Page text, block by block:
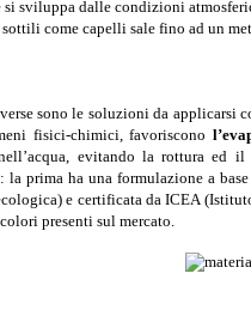
si sviluppa dalle condizioni
come capelli sale fino ad un
sono le soluzioni da applicarsi
fisici-chimici, favoriscono
evitando la rottura ed il
prima ha una formulazione a
e certificata da ICEA
presenti sul mercato.